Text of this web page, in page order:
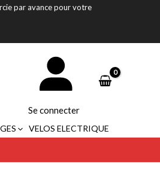
par avance pour votre
Se connecter
VELOS ELECTRIQUE